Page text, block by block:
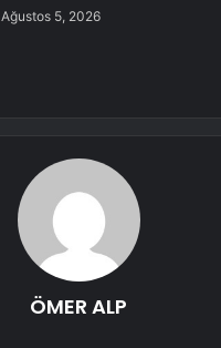
Ağustos 5, 2026
ÖMER ALP